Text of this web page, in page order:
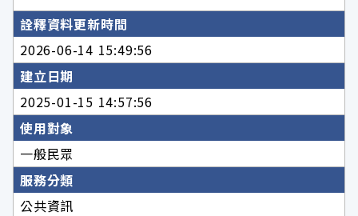
詮釋資料更新時間
2026-06-14 15:49:56
建立日期
2025-01-15 14:57:56
使用對象
一般民眾
服務分類
公共資訊